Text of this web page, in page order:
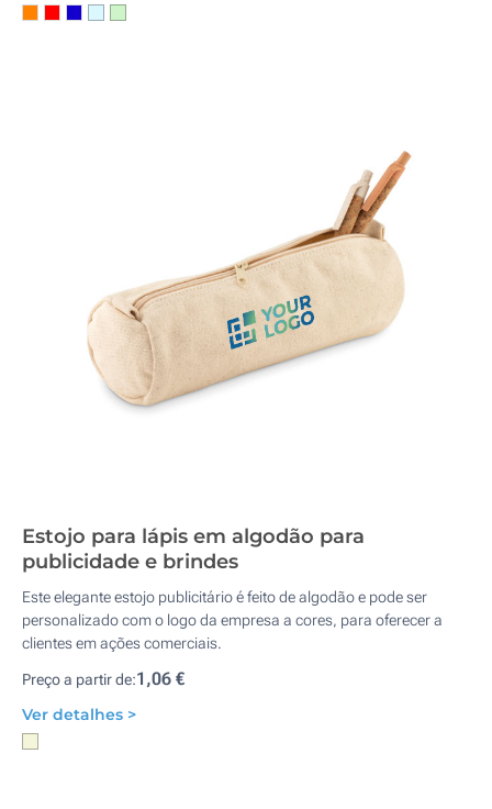
Estojo para lápis em algodão para
publicidade e brindes
Este elegante estojo publicitário é feito de algodão e pode ser
personalizado com o logo da empresa a cores, para oferecer a
clientes em ações comerciais.
Preço a partir de:1,06 €
Ver detalhes >